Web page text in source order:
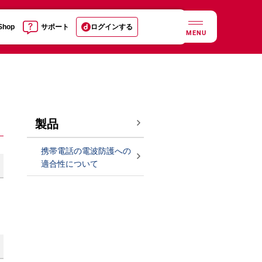
サポート ログインする
MENU
製品
携帯電話の電波防護への
適合性について